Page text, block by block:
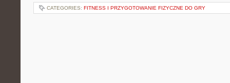
CATEGORIES: FITNESS I PRZYGOTOWANIE FIZYCZNE DO GRY